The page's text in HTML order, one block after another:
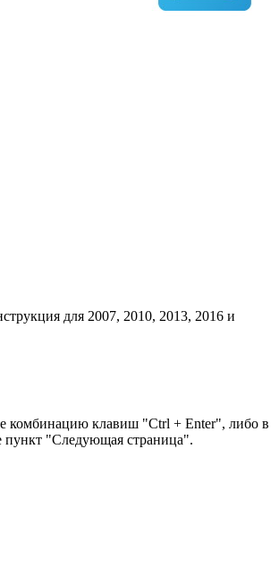
для 2007, 2010, 2013, 2016 и
комбинацию клавиш "Ctrl + Enter", либо в
пункт "Следующая страница".